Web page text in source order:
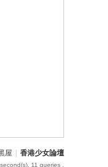
屋 香港少女論壇
11 queries .